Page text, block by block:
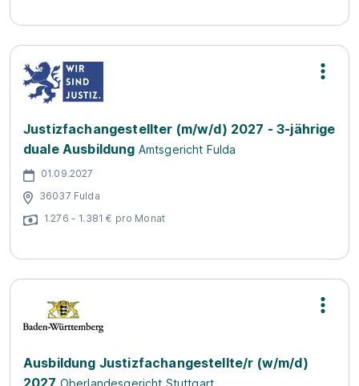
Justizfachangestellter (m/w/d) 2027 - 3-jährige
duale Ausbildung Amtsgericht Fulda
01.09.2027
36037 Fulda
1.276 - 1.381 € pro Monat
Ausbildung Justizfachangestellte/r (w/m/d)
2027 Oberlandesgericht Stuttgart